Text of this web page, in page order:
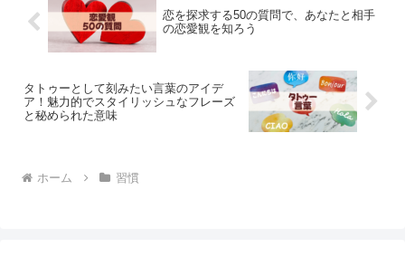
恋を探求する50の質問で、あなたと相手
の恋愛観を知ろう
タトゥーとして刻みたい言葉のアイデ
ア！魅力的でスタイリッシュなフレーズ
と秘められた意味
ホーム 習慣